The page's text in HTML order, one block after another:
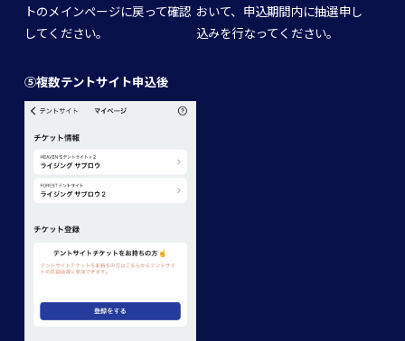
トのメインページに戻って確認
してください。
おいて、申込期間内に抽選申し
込みを行なってください。
⑤複数テントサイト申込後